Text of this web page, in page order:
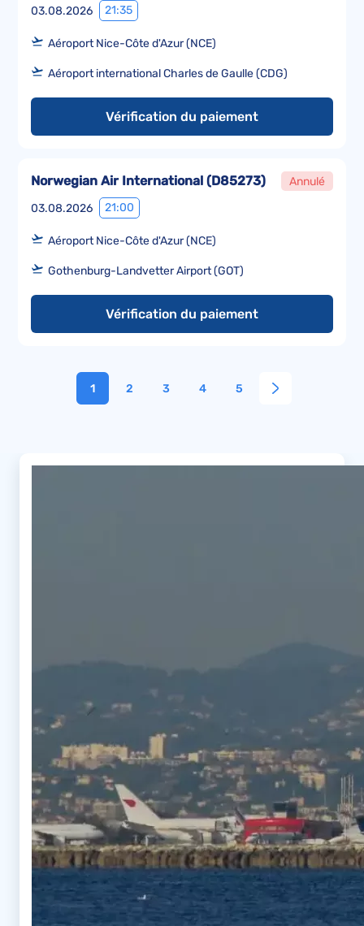
03.08.2026 21:35
Aéroport Nice-Côte d'Azur (NCE)
Aéroport international Charles de Gaulle (CDG)
Vérification du paiement
03.08.2026 21:00
Norwegian Air International (D85273) Annulé
Aéroport Nice-Côte d'Azur (NCE)
Gothenburg-Landvetter Airport (GOT)
Vérification du paiement
1 2 3 4 5